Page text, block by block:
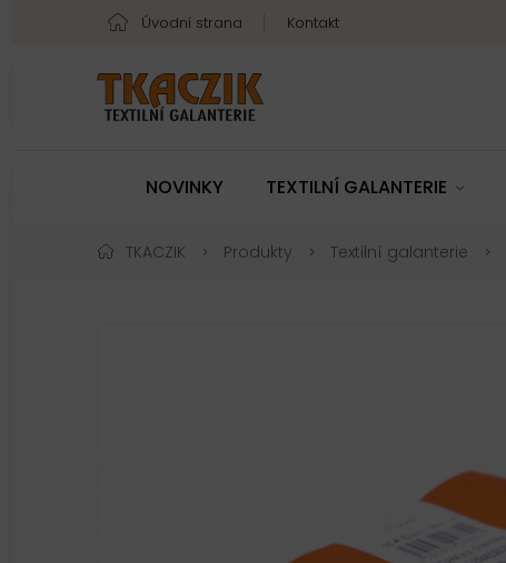
Úvodní strana Kontakt
NOVINKY TEXTILNÍ GALANTERIE
TKACZIK Produkty Textilní galanterie